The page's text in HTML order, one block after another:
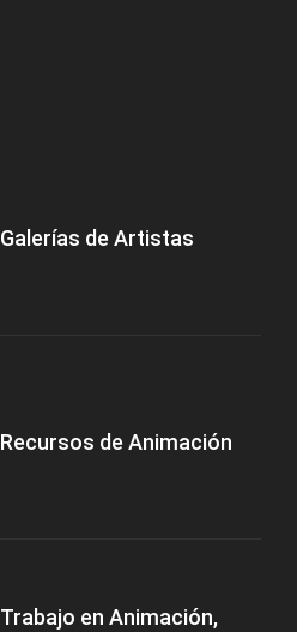
Galerías de Artistas
Recursos de Animación
Trabajo en Animación,